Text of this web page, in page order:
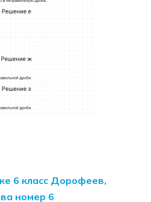
6 класс Дорофеев,
номер 6